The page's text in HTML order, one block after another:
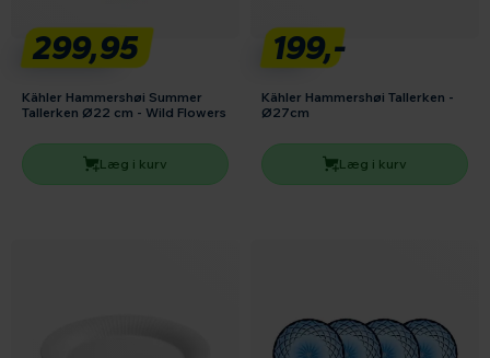
299,95
Kähler Hammershøi Summer
Tallerken Ø22 cm - Wild Flowers
Læg i kurv
199,-
Kähler Hammershøi Tallerken -
Ø27cm
Læg i kurv